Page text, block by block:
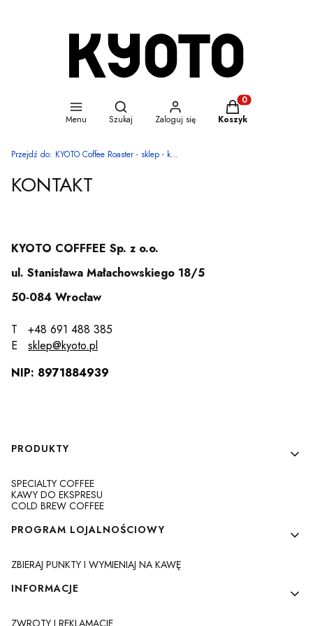
Menu
Otwórz wyszukiwarkę
Szukaj Zaloguj się
Produkty w
Koszyk
Przejdź do: KYOTO Coffee Roaster - sklep - kawa specialty i cold brew coffee
KONTAKT
KYOTO COFFFEE Sp. z o.o.
ul. Stanisława Małachowskiego 18/5
50-084 Wrocław
T +48 691 488 385
E sklep@kyoto.pl
NIP: 8971884939
Linki w stopce
PRODUKTY
SPECIALTY COFFEE
KAWY DO EKSPRESU
COLD BREW COFFEE
PROGRAM LOJALNOŚCIOWY
ZBIERAJ PUNKTY I WYMIENIAJ NA KAWĘ
INFORMACJE
ZWROTY I REKLAMACJE